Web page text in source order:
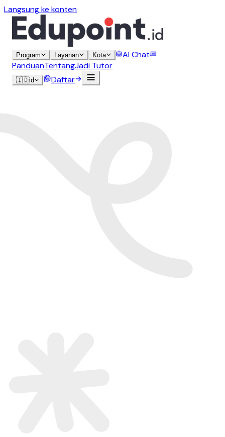
Langsung ke konten
Program Layanan Kota
AI Chat
PanduanTentangJadi Tutor
🇮🇩id Daftar